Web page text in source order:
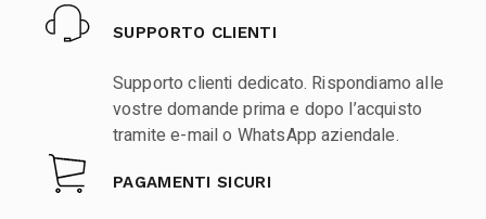
SUPPORTO CLIENTI
Supporto clienti dedicato. Rispondiamo alle
vostre domande prima e dopo l’acquisto
tramite e-mail o WhatsApp aziendale.
PAGAMENTI SICURI